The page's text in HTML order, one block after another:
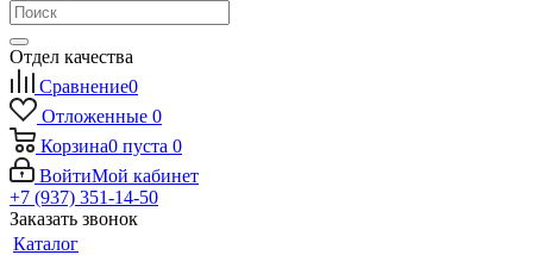
Отдел качества
Сравнение0
Отложенные 0
Корзина0 пуста 0
ВойтиМой кабинет
+7 (937) 351-14-50
Заказать звонок
Каталог